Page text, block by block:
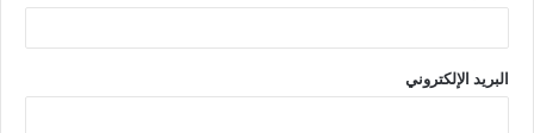
البريد الإلكتروني